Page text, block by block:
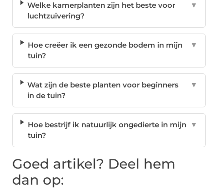
Welke kamerplanten zijn het beste voor
luchtzuivering?
▼
Hoe creëer ik een gezonde bodem in mijn
tuin?
▼
Wat zijn de beste planten voor beginners
in de tuin?
▼
Hoe bestrijf ik natuurlijk ongedierte in mijn
tuin?
▼
Goed artikel? Deel hem
dan op: